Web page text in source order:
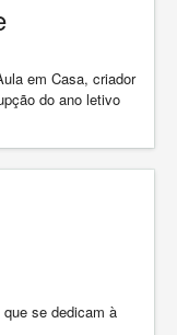
em Casa, criador
do ano letivo
se dedicam à